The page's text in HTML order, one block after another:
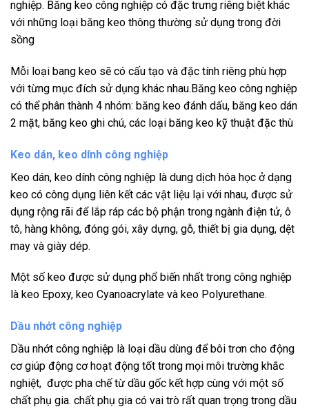
nghiệp. Băng keo công nghiệp có đặc trưng riêng biệt khác
với những loại băng keo thông thường sử dụng trong đời
sồng
Mỗi loại bang keo sẽ có cấu tạo và đặc tính riêng phù hợp
với từng mục đích sử dụng khác nhau.Băng keo công nghiệp
có thể phân thành 4 nhóm: băng keo đánh dấu, băng keo dán
2 mặt, băng keo ghi chú, các loại băng keo kỹ thuật đặc thù
Keo dán, keo dính công nghiệp
Keo dán, keo dính công nghiệp là dung dịch hóa học ở dạng
keo có công dụng liên kết các vật liệu lại với nhau, được sử
dụng rộng rãi để lắp ráp các bộ phận trong ngành điện tử, ô
tô, hàng không, đóng gói, xây dựng, gỗ, thiết bị gia dụng, dệt
may và giày dép.
Một số keo được sử dụng phổ biến nhất trong công nghiệp
là keo Epoxy, keo Cyanoacrylate và keo Polyurethane.
Dầu nhớt công nghiệp
Dầu nhớt công nghiệp là loại dầu dùng để bôi trơn cho động
cơ giúp động cơ hoạt động tốt trong mọi môi trường khắc
nghiệt, được pha chế từ dầu gốc kết hợp cùng với một số
chất phụ gia. chất phụ gia có vai trò rất quan trọng trong dầu